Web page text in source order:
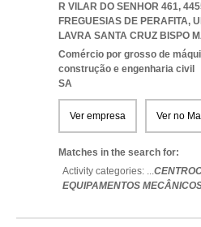
R VILAR DO SENHOR 461,
FREGUESIAS DE PERAFITA,
LAVRA SANTA CRUZ BISPO
Comércio por grosso de
construção e engenharia civil
SA
Ver empresa Ver no
Matches in the search for:
Activity categories: ...
EQUIPAMENTOS